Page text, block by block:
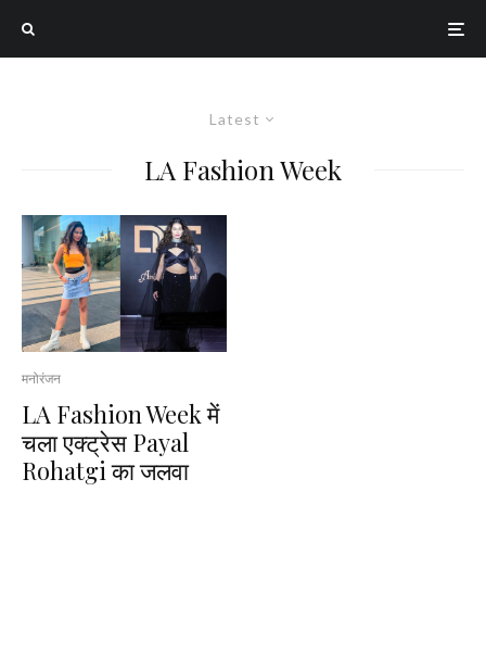
Latest
LA Fashion Week
मनोरंजन
LA Fashion Week में
चला एक्ट्रेस Payal
Rohatgi का जलवा